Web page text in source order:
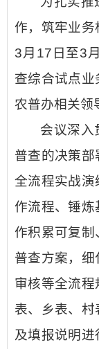
作，筑牢业务
3月17日至3
查综合试点
农普办相关领
会议深入
普查的决策
全流程实战演
作流程、锤炼
作积累可复制
普查方案，
审核等全流
表、乡表、
及填报说明